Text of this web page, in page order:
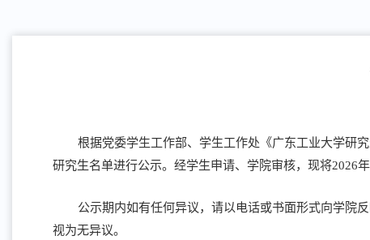
根据党委学生工作部、学生工作处《广东工业大学研
研究生名单进行公示。经学生申请、学院审核，现将2026
公示期内如有任何异议，请以电话或书面形式向学院
视为无异议。